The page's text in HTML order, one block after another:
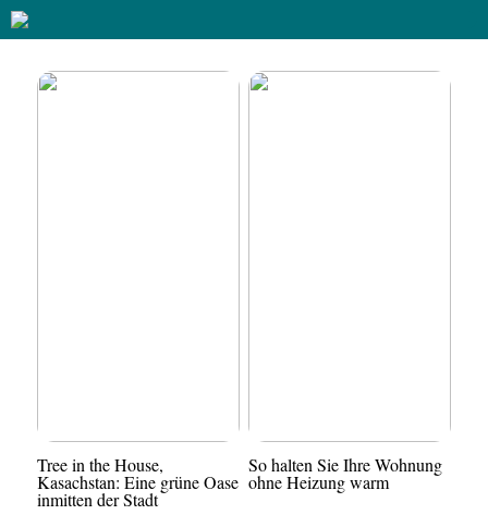
Tree in the House,
Kasachstan: Eine grüne Oase
inmitten der Stadt
So halten Sie Ihre Wohnung
ohne Heizung warm